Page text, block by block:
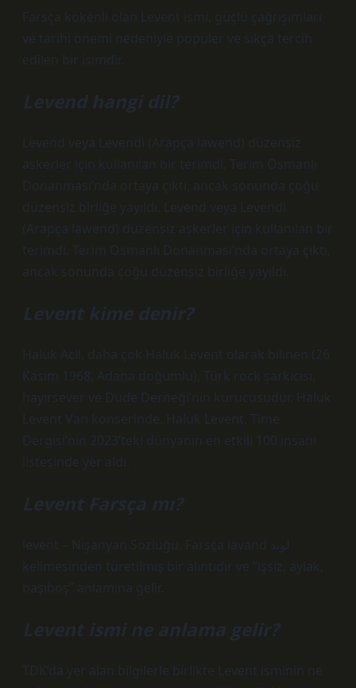
Farsça kökenli olan Levent ismi, güçlü çağrışımları
ve tarihi önemi nedeniyle popüler ve sıkça tercih
edilen bir isimdir.
Levend hangi dil?
Levend veya Levendi (Arapça lawend) düzensiz
askerler için kullanılan bir terimdi. Terim Osmanlı
Donanması’nda ortaya çıktı, ancak sonunda çoğu
düzensiz birliğe yayıldı. Levend veya Levendi
(Arapça lawend) düzensiz askerler için kullanılan bir
terimdi. Terim Osmanlı Donanması’nda ortaya çıktı,
ancak sonunda çoğu düzensiz birliğe yayıldı.
Levent kime denir?
Haluk Acil, daha çok Haluk Levent olarak bilinen (26
Kasım 1968, Adana doğumlu), Türk rock şarkıcısı,
hayırsever ve Dude Derneği’nin kurucusudur. Haluk
Levent Van konserinde. Haluk Levent, Time
Dergisi’nin 2023’teki dünyanın en etkili 100 insanı
listesinde yer aldı.
Levent Farsça mı?
levent – Nişanyan Sözlüğü. Farsça lavand لوند
kelimesinden türetilmiş bir alıntıdır ve “işsiz, aylak,
başıboş” anlamına gelir.
Levent ismi ne anlama gelir?
TDK’da yer alan bilgilerle birlikte Levent isminin ne